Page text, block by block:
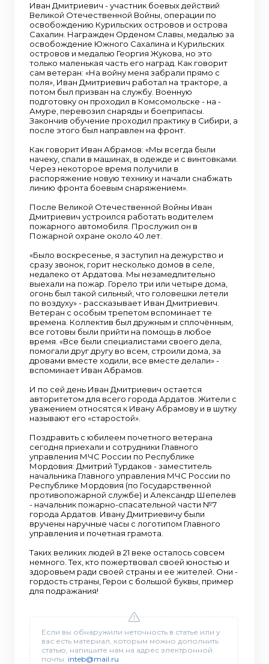
Иван Дмитриевич - участник боевых действий
Великой Отечественной Войны, операции по
освобождению Курильских островов и острова
Сахалин. Награжден Орденом Славы, медалью за
освобождение Южного Сахалина и Курильских
островов и медалью Георгия Жукова, но это
только маленькая часть его наград. Как говорит
сам ветеран: «На войну меня забрали прямо с
поля», Иван Дмитриевич работал на тракторе, а
потом был призван на службу. Военную
подготовку он проходил в Комсомольске - на -
Амуре, перевозил снаряды и боеприпасы.
Закончив обучение проходил практику в Сибири, а
после этого был направлен на фронт.
Как говорит Иван Абрамов: «Мы всегда были
начеку, спали в машинах, в одежде и с винтовками.
Через некоторое время получили в
распоряжение новую технику и начали снабжать
линию фронта боевым снаряжением».
После Великой Отечественной Войны Иван
Дмитриевич устроился работать водителем
пожарного автомобиля. Прослужил он в
Пожарной охране около 40 лет.
«Было воскресенье, я заступил на дежурство и
сразу звонок, горит несколько домов в селе,
недалеко от Ардатова. Мы незамедлительно
выехали на пожар. Горело три или четыре дома,
огонь был такой сильный, что головешки летели
по воздуху» - рассказывает Иван Дмитриевич.
Ветеран с особым трепетом вспоминает те
времена. Коллектив был дружным и сплочённым,
все готовы были прийти на помощь в любое
время. «Все были специалистами своего дела,
помогали друг другу во всем, строили дома, за
дровами вместе ходили, все вместе делали» -
вспоминает Иван Абрамов.
И по сей день Иван Дмитриевич остается
авторитетом для всего города Ардатов. Жители с
уважением относятся к Ивану Абрамову и в шутку
называют его «старостой».
Поздравить с юбилеем почетного ветерана
сегодня приехали и сотрудники Главного
управления МЧС России по Республике
Мордовия: Дмитрий Турдаков - заместитель
начальника Главного управления МЧС России по
Республике Мордовия (по Государственной
противопожарной службе) и Александр Шепелев
- начальник пожарно-спасательной части №7
города Ардатов. Ивану Дмитриевичу были
вручены наручные часы с логотипом Главного
управления и почетная грамота.
Таких великих людей в 21 веке осталось совсем
немного. Тех, кто пожертвовал своей юностью и
здоровьем ради своей страны и ее жителей. Они -
гордость страны, Герои с большой буквы, пример
для подражания!
Если вы обнаружили неточность в статье или у
вас есть материал, которым можно дополнить
статью, напишите нам на адрес электронной
почты: inteb@mail.ru